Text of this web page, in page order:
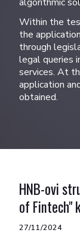
Within the
the
through
legal queries
services. At
application
obtained.
HNB-ovi
of Fintech"
27/11/2024